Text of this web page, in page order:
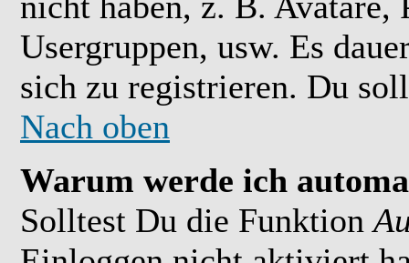
Usergruppen, usw. Es
sich zu registrieren. Du
Nach oben
Warum werde ich
Solltest Du die Funktion